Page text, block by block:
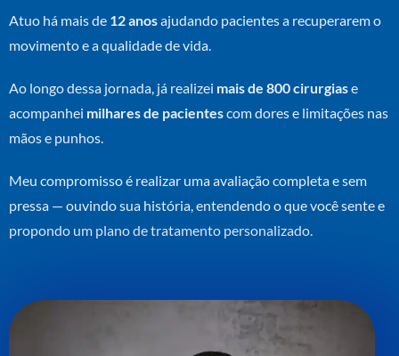
Atuo há mais de 12 anosajudando pacientes a recuperarem o
movimento e a qualidade de vida.
Ao longo dessa jornada, já realizei mais de 800 cirurgiase
acompanhei milhares de pacientescom dores e limitações nas
mãos e punhos.
Meu compromisso é realizar uma avaliação completa e sem
pressa — ouvindo sua história, entendendo o que você sente e
propondo um plano de tratamento personalizado.